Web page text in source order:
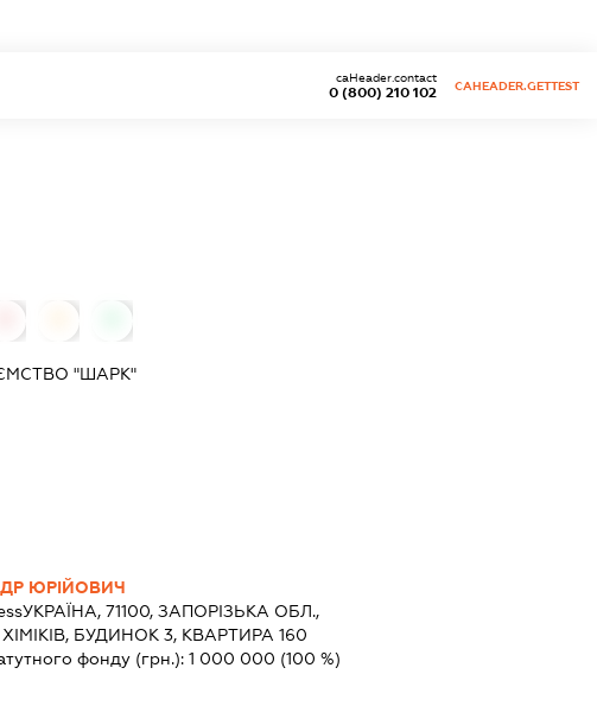
0 (800) 210 102
caHeader.contact
CAHEADER.GETTEST
"ШАРК"
ЮРІЙОВИЧ
УКРАЇНА, 71100, ЗАПОРІЗЬКА ОБЛ.,
БУДИНОК 3, КВАРТИРА 160
фонду (грн.): 1 000 000 (100 %)